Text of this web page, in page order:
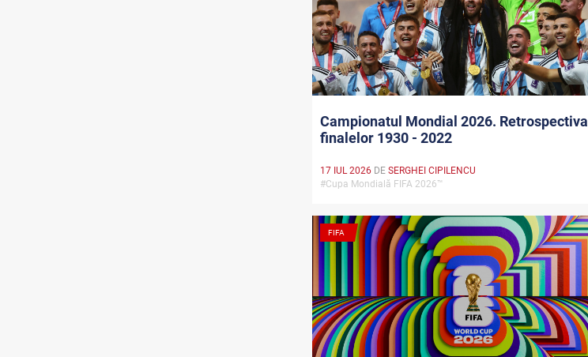
Campionatul Mondial 2026. Retrospectiva
finalelor 1930 - 2022
17 IUL 2026DE SERGHEI CIPILENCU
#Cupa Mondială FIFA 2026™
FIFA